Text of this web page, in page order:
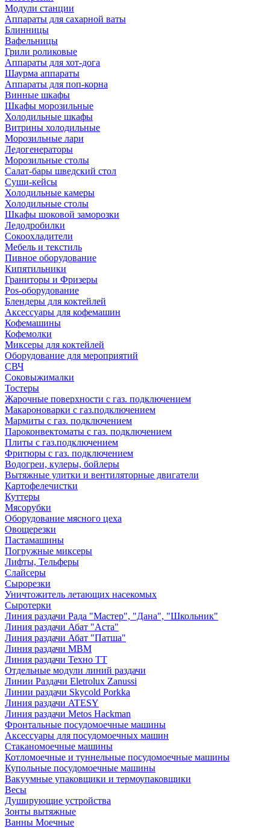
Модули станции
Аппараты для сахарной ваты
Блинницы
Вафельницы
Грили роликовые
Аппараты для хот-дога
Шаурма аппараты
Аппараты для поп-корна
Винные шкафы
Шкафы морозильные
Холодильные шкафы
Витрины холодильные
Морозильные лари
Ледогенераторы
Морозильные столы
Салат-бары шведский стол
Суши-кейсы
Холодильные камеры
Холодильные столы
Шкафы шоковой заморозки
Ледодробилки
Сокоохладители
Мебель и текстиль
Пивное оборудование
Кипятильники
Граниторы и Фризеры
Pos-оборудование
Блендеры для коктейлей
Аксессуары для кофемашин
Кофемашины
Кофемолки
Миксеры для коктейлей
Оборудование для мероприятий
СВЧ
Соковыжималки
Тостеры
Жарочные поверхности с газ. подключением
Макароноварки с газ.подключением
Мармиты с газ. подключением
Пароконвектоматы с газ. подключением
Плиты с газ.подключением
Фритюры с газ. подключением
Водогреи, кулеры, бойлеры
Вытяжные улитки и вентиляторные двигатели
Картофелечистки
Куттеры
Мясорубки
Оборудование мясного цеха
Овощерезки
Пастамашины
Погружные миксеры
Лифты, Тельферы
Слайсеры
Сырорезки
Уничтожитель летающих насекомых
Сыротерки
Линия раздачи Рада "Мастер", "Дана", "Школьник"
Линия раздачи Абат "Аста"
Линия раздачи Абат "Патша"
Линия раздачи МВМ
Линия раздачи Техно ТТ
Отдельные модули линий раздачи
Линии Раздачи Eletrolux Zanussi
Линии раздачи Skycold Porkka
Линия раздачи ATESY
Линия раздачи Metos Hackman
Фронтальные посудомоечные машины
Аксессуары для посудомоечных машин
Стаканомоечные машины
Котломоечные и туннельные посудомоечные машины
Купольные посудомоечные машины
Вакуумные упаковщики и термоупаковщики
Весы
Душирующие устройства
Зонты вытяжные
Ванны Моечные